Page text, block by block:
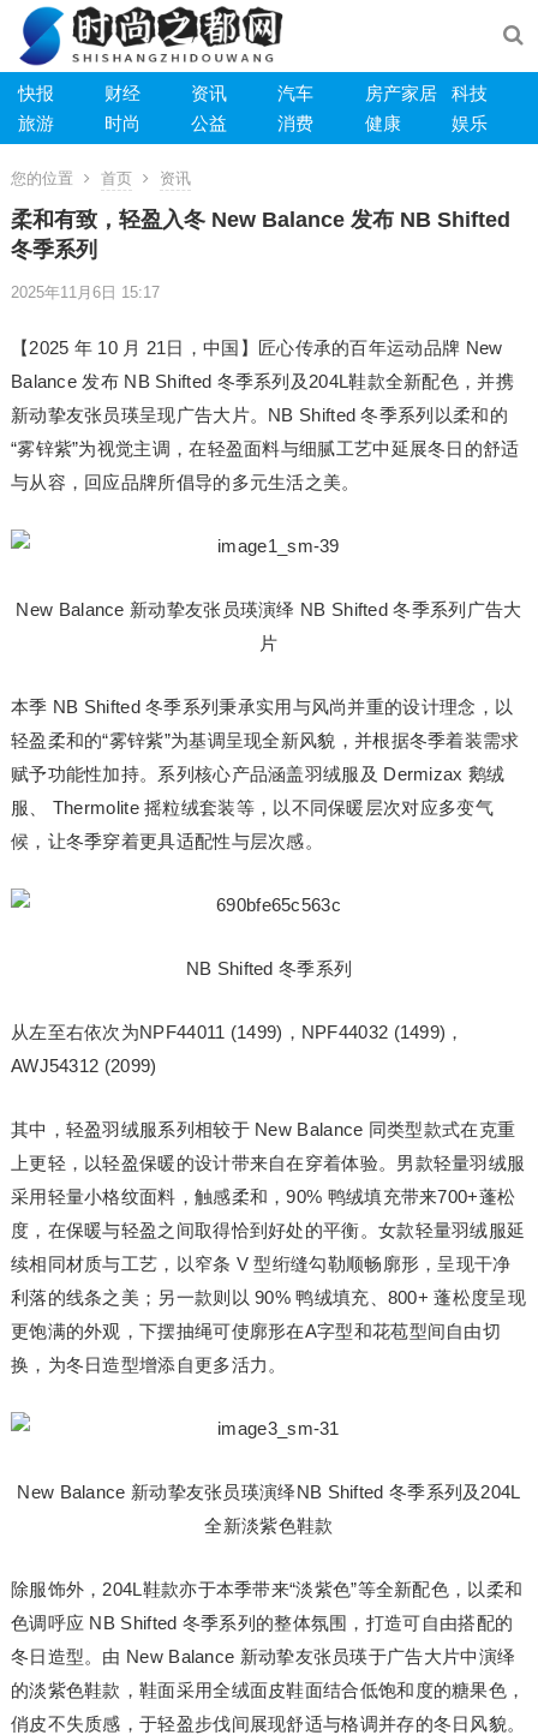
快报 财经 资讯 汽车 房产家居
科技
旅游
时尚 公益 消费 健康 娱乐
您的位置 首页 资讯
柔和有致，轻盈入冬 New Balance 发布 NB Shifted
冬季系列
2025年11月6日 15:17
【2025 年 10 月 21日，中国】匠心传承的百年运动品牌 New
Balance 发布 NB Shifted 冬季系列及204L鞋款全新配色，并携
新动挚友张员瑛呈现广告大片。NB Shifted 冬季系列以柔和的
“雾锌紫”为视觉主调，在轻盈面料与细腻工艺中延展冬日的舒适
与从容，回应品牌所倡导的多元生活之美。
New Balance 新动挚友张员瑛演绎 NB Shifted 冬季系列广告大
片
本季 NB Shifted 冬季系列秉承实用与风尚并重的设计理念，以
轻盈柔和的“雾锌紫”为基调呈现全新风貌，并根据冬季着装需求
赋予功能性加持。系列核心产品涵盖羽绒服及 Dermizax 鹅绒
服、 Thermolite 摇粒绒套装等，以不同保暖层次对应多变气
候，让冬季穿着更具适配性与层次感。
NB Shifted 冬季系列
从左至右依次为NPF44011 (1499)，NPF44032 (1499)，
AWJ54312 (2099)
其中，轻盈羽绒服系列相较于 New Balance 同类型款式在克重
上更轻，以轻盈保暖的设计带来自在穿着体验。男款轻量羽绒服
采用轻量小格纹面料，触感柔和，90% 鸭绒填充带来700+蓬松
度，在保暖与轻盈之间取得恰到好处的平衡。女款轻量羽绒服延
续相同材质与工艺，以窄条 V 型绗缝勾勒顺畅廓形，呈现干净
利落的线条之美；另一款则以 90% 鸭绒填充、800+ 蓬松度呈现
更饱满的外观，下摆抽绳可使廓形在A字型和花苞型间自由切
换，为冬日造型增添自更多活力。
New Balance 新动挚友张员瑛演绎NB Shifted 冬季系列及204L
全新淡紫色鞋款
除服饰外，204L鞋款亦于本季带来“淡紫色”等全新配色，以柔和
色调呼应 NB Shifted 冬季系列的整体氛围，打造可自由搭配的
冬日造型。由 New Balance 新动挚友张员瑛于广告大片中演绎
的淡紫色鞋款，鞋面采用全绒面皮鞋面结合低饱和度的糖果色，
俏皮不失质感，于轻盈步伐间展现舒适与格调并存的冬日风貌。